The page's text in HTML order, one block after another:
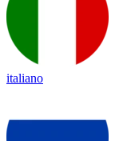
italiano